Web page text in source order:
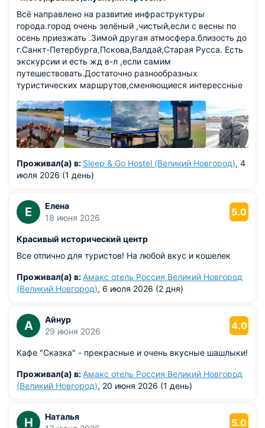
Всё направлено на развитие инфраструктуры
города.город очень зелёный ,чистый,если с весны по
осень приезжать .Зимой другая атмосфера.близость до
г.Санкт-Петербурга,Пскова,Валдай,Старая Русса. Есть
экскурсии и есть жд в-л ,если самим
путешествовать.Достаточно разнообразных
туристических маршрутов,сменяющиеся интерессные
звёздности.хорошо работает наземный городской
транспорт.множество культурных программ .есть
театры уличные и классические. Смотровая площадка
на колольне в Кремле (открывается красивый вид на
корабликах. Рекомендую к посещению Наталья (гид и
турагент ) г.Москва
Проживал(а) в: Sleep & Go Hostel (Великий Новгород), 4
июля 2026 (1 день)
Е
Елена
18 июня 2026
5.0
Красивый исторический центр
Все отлично для туристов! На любой вкус и кошелек
Проживал(а) в:Амакс отель Россия Великий Новгород
(Великий Новгород)
, 6 июля 2026 (2 дня)
А
Айнур
29 июня 2026
4.0
Кафе "Сказка" - прекрасные и очень вкусные шашлыки!
Проживал(а) в:Амакс отель Россия Великий Новгород
(Великий Новгород)
, 20 июня 2026 (1 день)
Н
Наталья
5.0